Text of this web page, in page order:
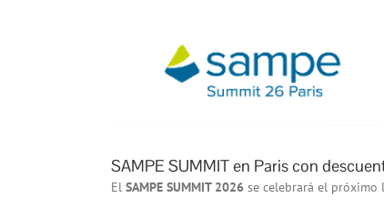
SAMPE SUMMIT en Paris con
El SAMPE SUMMIT 2026 se celebrará el próximo